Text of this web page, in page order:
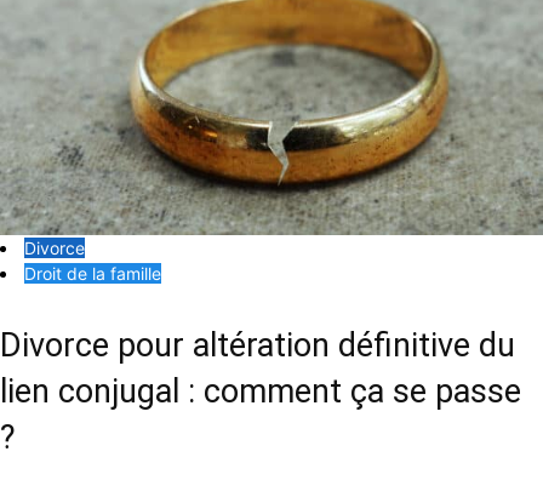
Divorce
Droit de la famille
Divorce pour altération définitive du
lien conjugal : comment ça se passe
?